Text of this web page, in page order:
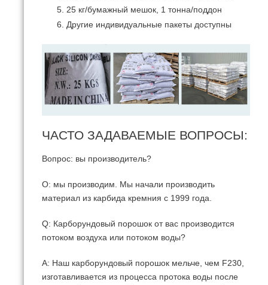
25 кг/бумажный мешок, 1 тонна/поддон
Другие индивидуальные пакеты доступны
ЧАСТО ЗАДАВАЕМЫЕ ВОПРОСЫ:
Вопрос: вы производитель?
О: мы производим.
Мы начали производить
материал из карбида кремния с 1999 года.
Q: Карборундовый порошок от вас производится
потоком воздуха или потоком воды?
A: Наш карборундовый порошок мельче, чем F230,
изготавливается из процесса протока воды после